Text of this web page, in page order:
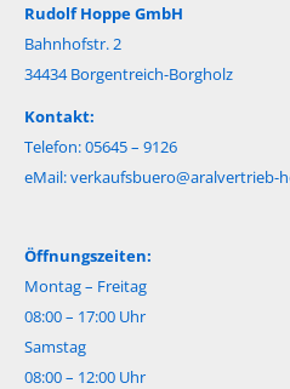
Rudolf Hoppe GmbH
Bahnhofstr. 2
34434 Borgentreich-Borgholz
Kontakt:
Telefon: 05645 – 9126
eMail:verkaufsbuero@aralvertrieb-
Öffnungszeiten:
Montag – Freitag
08:00 – 17:00 Uhr
Samstag
08:00 – 12:00 Uhr